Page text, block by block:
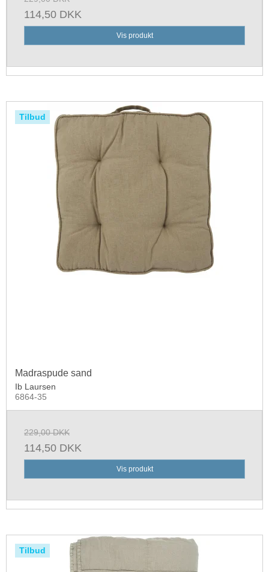
114,50 DKK
Vis produkt
Tilbud
Madraspude sand
Ib Laursen
6864-35
229,00 DKK
114,50 DKK
Vis produkt
Tilbud